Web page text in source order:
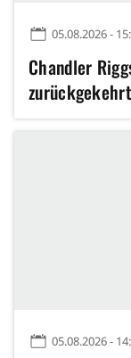
05.08.2026 -
Chandler
05.08.2026 -